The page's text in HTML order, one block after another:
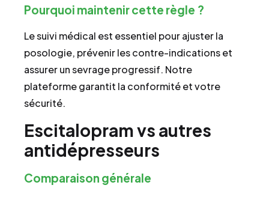
Pourquoi maintenir cette règle ?
Le suivi médical est essentiel pour ajuster la
posologie, prévenir les contre-indications et
assurer un sevrage progressif. Notre
plateforme garantit la conformité et votre
sécurité.
Escitalopram vs autres
antidépresseurs
Comparaison générale